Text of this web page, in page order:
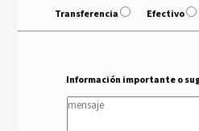
Transferencia Efectivo
Información importante o